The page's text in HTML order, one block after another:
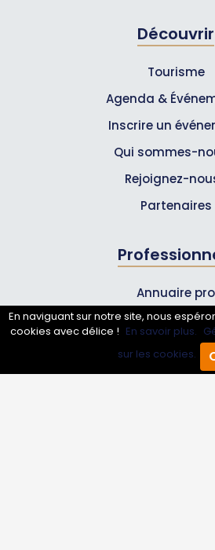
Annuaire Pro Agenda
Découvrir
Tourisme
Agenda &
Inscrire un
Qui sommes-
Rejoignez-
Partenaires
Annuaire pro
Inscrire mon
Les Abonnements
En naviguant sur notre site, nous
cookies avec délice ! En savoir plus.
sur les cookies.